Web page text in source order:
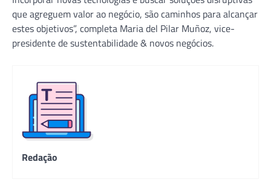
que agreguem valor ao negócio, são caminhos para alcançar
estes objetivos”, completa Maria del Pilar Muñoz, vice-
presidente de sustentabilidade & novos negócios.
Redação